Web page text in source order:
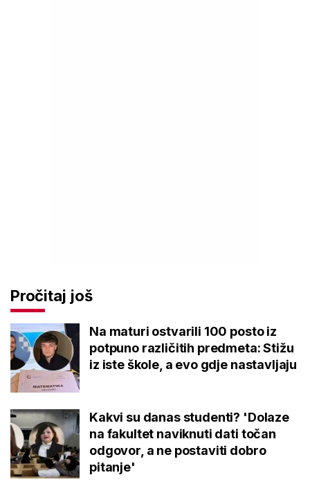
Pročitaj još
Na maturi ostvarili 100 posto iz
potpuno različitih predmeta: Stižu
iz iste škole, a evo gdje nastavljaju
Kakvi su danas studenti? 'Dolaze
na fakultet naviknuti dati točan
odgovor, a ne postaviti dobro
pitanje'